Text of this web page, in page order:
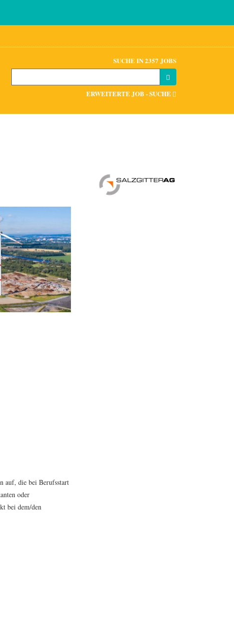
SUCHE IN 2357 JOBS
ERWEITERTE JOB - SUCHE
auf, die bei Berufsstart
oder
bei dem/den